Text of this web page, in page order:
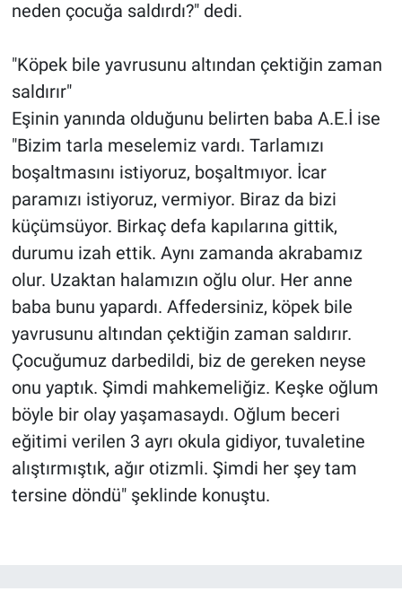
neden çocuğa saldırdı?" dedi.
"Köpek bile yavrusunu altından çektiğin zaman
saldırır"
Eşinin yanında olduğunu belirten baba A.E.İ ise
"Bizim tarla meselemiz vardı. Tarlamızı
boşaltmasını istiyoruz, boşaltmıyor. İcar
paramızı istiyoruz, vermiyor. Biraz da bizi
küçümsüyor. Birkaç defa kapılarına gittik,
durumu izah ettik. Aynı zamanda akrabamız
olur. Uzaktan halamızın oğlu olur. Her anne
baba bunu yapardı. Affedersiniz, köpek bile
yavrusunu altından çektiğin zaman saldırır.
Çocuğumuz darbedildi, biz de gereken neyse
onu yaptık. Şimdi mahkemeliğiz. Keşke oğlum
böyle bir olay yaşamasaydı. Oğlum beceri
eğitimi verilen 3 ayrı okula gidiyor, tuvaletine
alıştırmıştık, ağır otizmli. Şimdi her şey tam
tersine döndü" şeklinde konuştu.